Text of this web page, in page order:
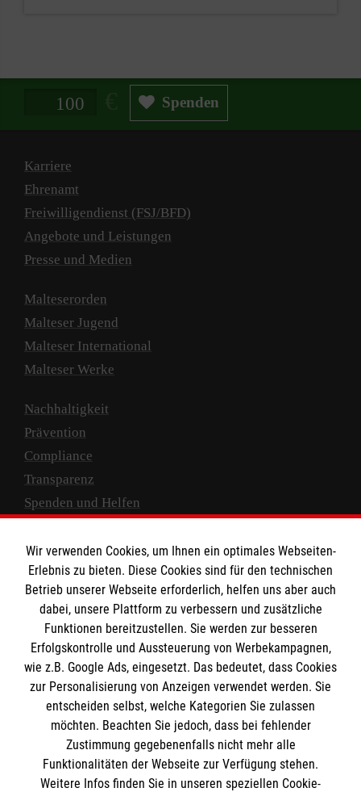
Spendenbetrag in Euro Spenden
Karriere
Ehrenamt
Freiwilligendienst (FSJ/BFD)
Angebote und Leistungen
Presse und Medien
Malteserorden
Malteser Jugend
Malteser International
Malteser Werke
Nachhaltigkeit
Prävention
Compliance
Transparenz
Spenden und Helfen
Empfänger: Malteser Hilfsdienst e.V.
IBAN: DE10 3706 0120 1201 2000 12
BIC: GENODED 1PA7
Wir verwenden Cookies, um Ihnen ein optimales Webseiten-
Erlebnis zu bieten. Diese Cookies sind für den technischen
Betrieb unserer Webseite erforderlich, helfen uns aber auch
dabei, unsere Plattform zu verbessern und zusätzliche
Funktionen bereitzustellen. Sie werden zur besseren
Erfolgskontrolle und Aussteuerung von Werbekampagnen,
wie z.B. Google Ads, eingesetzt. Das bedeutet, dass Cookies
zur Personalisierung von Anzeigen verwendet werden. Sie
entscheiden selbst, welche Kategorien Sie zulassen
möchten. Beachten Sie jedoch, dass bei fehlender
Zustimmung gegebenenfalls nicht mehr alle
Funktionalitäten der Webseite zur Verfügung stehen.
Weitere Infos finden Sie in unseren speziellen Cookie-